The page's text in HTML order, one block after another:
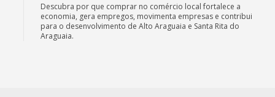
Descubra por que comprar no comércio local fortalece a
economia, gera empregos, movimenta empresas e contribui
para o desenvolvimento de Alto Araguaia e Santa Rita do
Araguaia.